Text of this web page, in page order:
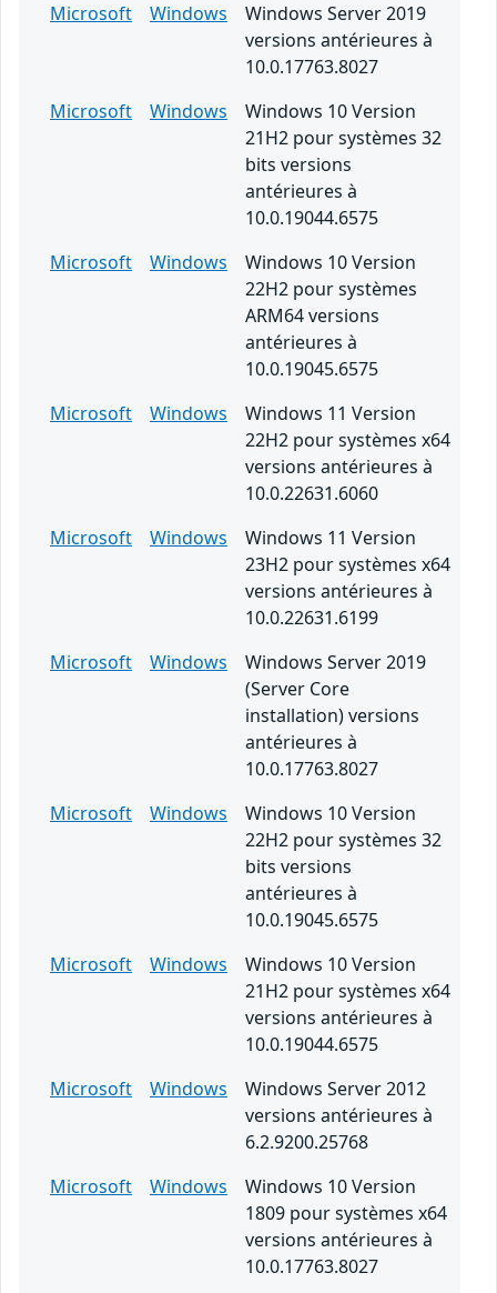
Microsoft
Windows
Windows Server 2019
versions antérieures à
10.0.17763.8027
Microsoft
Windows
Windows 10 Version
21H2 pour systèmes 32
bits versions
antérieures à
10.0.19044.6575
Microsoft
Windows
Windows 10 Version
22H2 pour systèmes
ARM64 versions
antérieures à
10.0.19045.6575
Microsoft
Windows
Windows 11 Version
22H2 pour systèmes x64
versions antérieures à
10.0.22631.6060
Microsoft
Windows
Windows 11 Version
23H2 pour systèmes x64
versions antérieures à
10.0.22631.6199
Microsoft
Windows
Windows Server 2019
(Server Core
installation) versions
antérieures à
10.0.17763.8027
Microsoft
Windows
Windows 10 Version
22H2 pour systèmes 32
bits versions
antérieures à
10.0.19045.6575
Microsoft
Windows
Windows 10 Version
21H2 pour systèmes x64
versions antérieures à
10.0.19044.6575
Microsoft
Windows
Windows Server 2012
versions antérieures à
6.2.9200.25768
Microsoft
Windows
Windows 10 Version
1809 pour systèmes x64
versions antérieures à
10.0.17763.8027